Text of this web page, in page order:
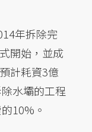
年拆除完
開始，並成
計耗資3億
水壩的工程
10%。